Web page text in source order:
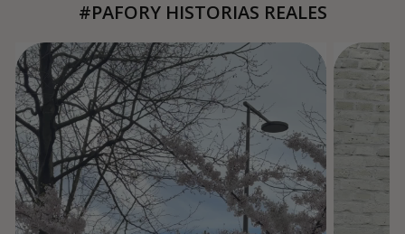
#PAFORY HISTORIAS REALES